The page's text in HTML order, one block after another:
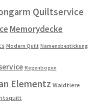
Quiltservice
Memorydecke
Modern Quilt Namensbestickung
Regenbogen
Elementz Waldtiere